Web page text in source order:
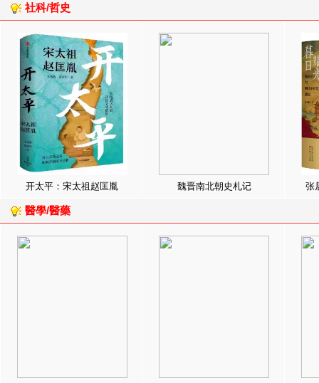
社科/哲史
开太平：宋太祖赵匡胤 魏晋南北朝史札记 张
醫學/醫藥